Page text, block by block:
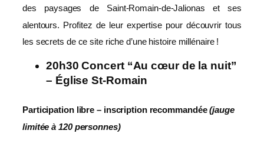
des paysages de Saint-Romain-de-Jalionas et ses
alentours. Profitez de leur expertise pour découvrir tous
les secrets de ce site riche d’une histoire millénaire !
20h30 Concert “Au cœur de la nuit”
– Église St-Romain
Participation libre – inscription recommandée(jauge
limitée à 120 personnes)